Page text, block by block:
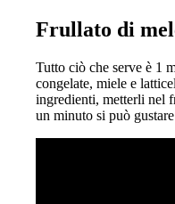
Frullato di
Tutto ciò che serve è 1
congelate, miele e
ingredienti, metterli nel
un minuto si può